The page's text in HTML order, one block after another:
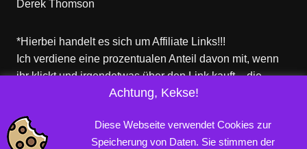
Derek Thomson
*Hierbei handelt es sich um Affiliate Links!!!
Ich verdiene eine prozentualen Anteil davon mit, wenn
ihr klickt und irgendetwas über den Link kauft – die
Produkte dort sind aber nicht von mir!
Achtung, Kekse!
Diese Webseite verwendet Cookies zur
Speicherung von Daten. Sie stimmen der